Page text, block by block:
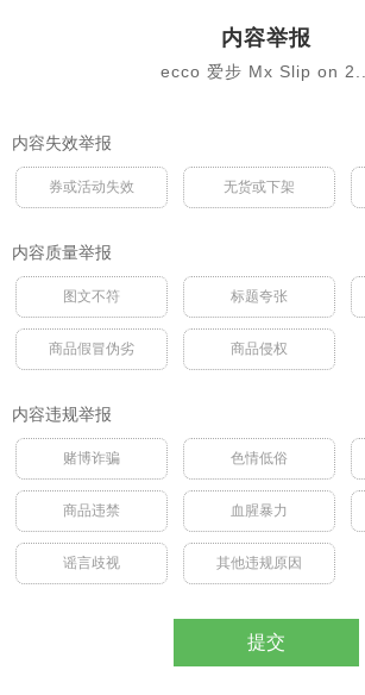
内容举报
ecco 爱步 Mx Slip on 2...
内容失效举报
券或活动失效 无货或下架
内容质量举报
图文不符 标题夸张
商品假冒伪劣 商品侵权
内容违规举报
赌博诈骗 色情低俗
商品违禁 血腥暴力
谣言歧视 其他违规原因
提交